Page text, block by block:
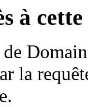
à
la